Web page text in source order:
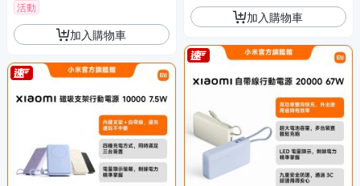
活動
加入購物車
加入購物車